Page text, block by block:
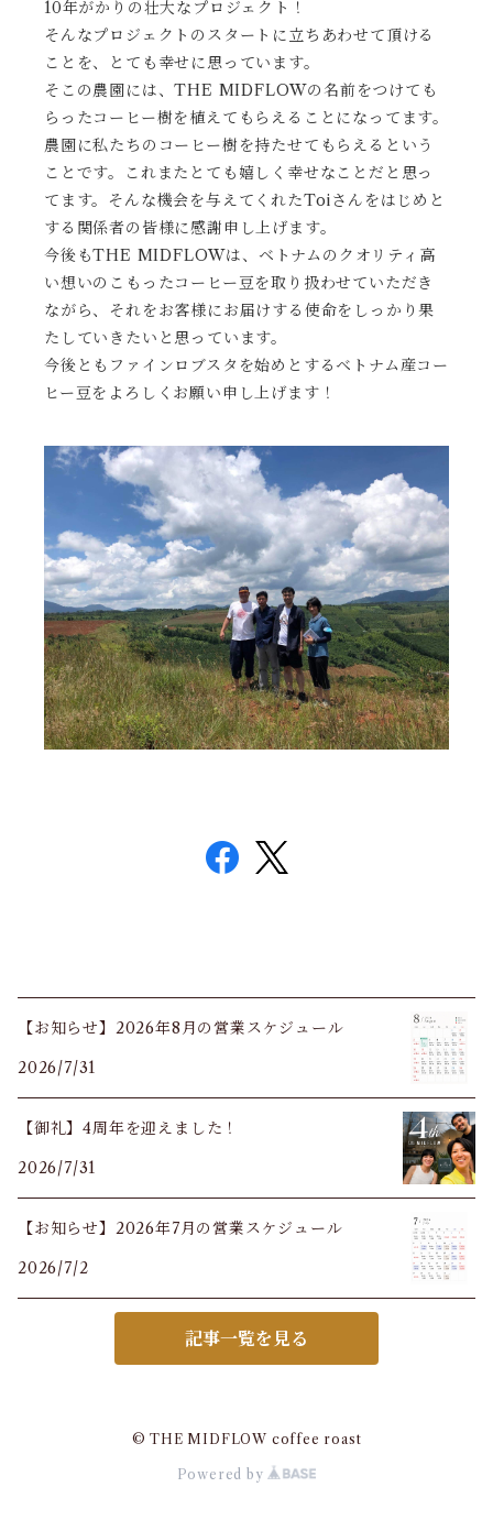
10年がかりの壮大なプロジェクト！
そんなプロジェクトのスタートに立ちあわせて頂ける
ことを、とても幸せに思っています。
そこの農園には、THE MIDFLOWの名前をつけても
らったコーヒー樹を植えてもらえることになってます。
農園に私たちのコーヒー樹を持たせてもらえるという
ことです。これまたとても嬉しく幸せなことだと思っ
てます。そんな機会を与えてくれたToiさんをはじめと
する関係者の皆様に感謝申し上げます。
今後もTHE MIDFLOWは、ベトナムのクオリティ高
い想いのこもったコーヒー豆を取り扱わせていただき
ながら、それをお客様にお届けする使命をしっかり果
たしていきたいと思っています。
今後ともファインロブスタを始めとするベトナム産コー
ヒー豆をよろしくお願い申し上げます！
【お知らせ】2026年8月の営業スケジュール
2026/7/31
【御礼】4周年を迎えました！
2026/7/31
【お知らせ】2026年7月の営業スケジュール
2026/7/2
記事一覧を見る
© THE MIDFLOW coffee roast
Powered by